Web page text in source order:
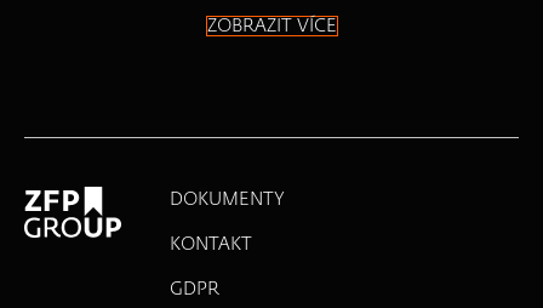
ZOBRAZIT VÍCE
DOKUMENTY
KONTAKT
GDPR